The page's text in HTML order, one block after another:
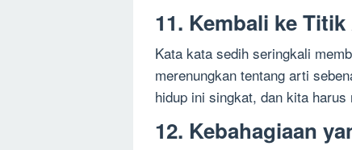
11. Kembali ke Titik
Kata kata sedih seringkali
merenungkan tentang arti
hidup ini singkat, dan kita
12. Kebahagiaan